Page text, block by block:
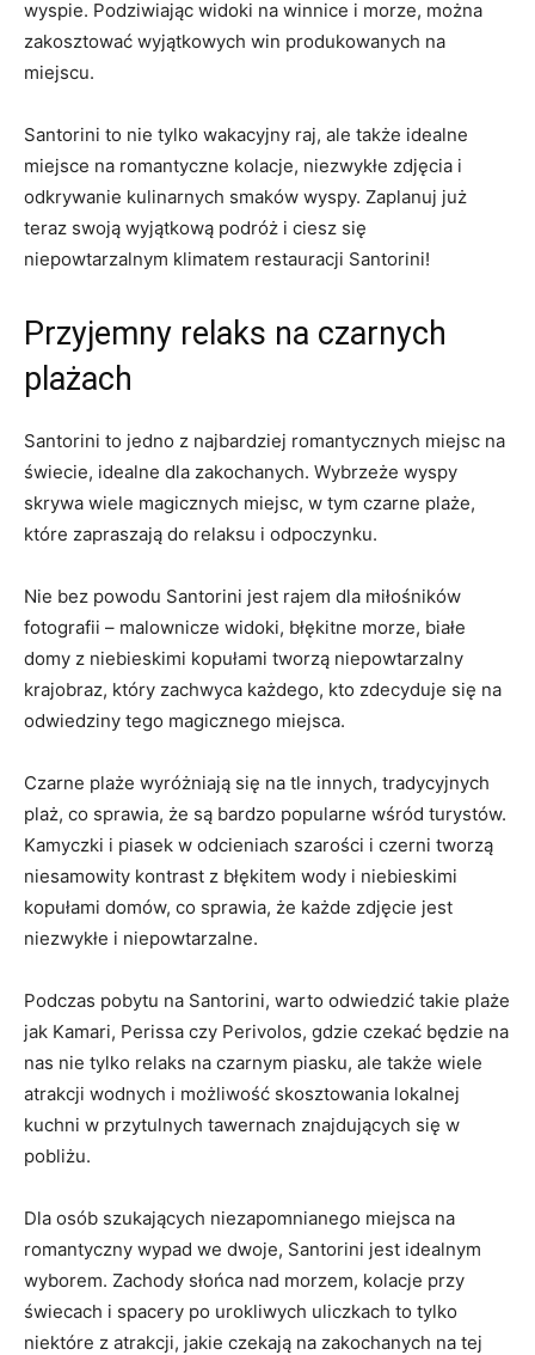
‌wyspie. Podziwiając widoki ‍na winnice i morze, można
zakosztować‍ wyjątkowych ⁣win produkowanych na
miejscu.
Santorini⁤ to nie tylko wakacyjny raj, ale także idealne
miejsce na romantyczne kolacje, niezwykłe zdjęcia⁤ i
‍odkrywanie ‍kulinarnych‌ smaków wyspy. Zaplanuj⁣ już
teraz swoją wyjątkową podróż i ‌ciesz się
niepowtarzalnym klimatem restauracji Santorini!
Przyjemny‌ relaks na czarnych
plażach
Santorini to ⁣jedno z najbardziej⁢ romantycznych⁤ miejsc na⁣
świecie, idealne dla zakochanych. Wybrzeże‌ wyspy
skrywa wiele magicznych miejsc, w tym czarne plaże,​
które zapraszają do relaksu i ​odpoczynku.
Nie bez powodu‍ Santorini ⁢jest rajem dla miłośników‌
fotografii ⁣– malownicze widoki, błękitne‍ morze, białe
domy z niebieskimi kopułami tworzą niepowtarzalny‌
krajobraz, który zachwyca każdego, ⁣kto zdecyduje ‌się ‌na
odwiedziny tego magicznego miejsca.​
Czarne plaże wyróżniają się na tle innych,‌ tradycyjnych
plaż, co sprawia, że są ⁢bardzo⁣ popularne wśród ​turystów.
Kamyczki i piasek w odcieniach​ szarości i czerni tworzą
niesamowity kontrast z błękitem wody i ⁣niebieskimi⁢
kopułami ​domów, co sprawia, ‌że​ każde zdjęcie jest
niezwykłe i niepowtarzalne.
Podczas pobytu na Santorini, warto odwiedzić takie plaże
jak Kamari,‍ Perissa ‍czy Perivolos, gdzie czekać będzie na
nas nie tylko relaks na czarnym piasku, ale także⁣ wiele
atrakcji⁢ wodnych i ‍możliwość ‌skosztowania⁢ lokalnej
kuchni w przytulnych tawernach znajdujących się ⁣w
pobliżu.
Dla osób szukających niezapomnianego miejsca na
romantyczny wypad we⁢ dwoje, Santorini jest idealnym
wyborem. Zachody⁢ słońca nad morzem, ‌kolacje ⁤przy
świecach i spacery ‌po urokliwych uliczkach ‌to tylko
niektóre⁣ z atrakcji, jakie czekają ‍na zakochanych na tej